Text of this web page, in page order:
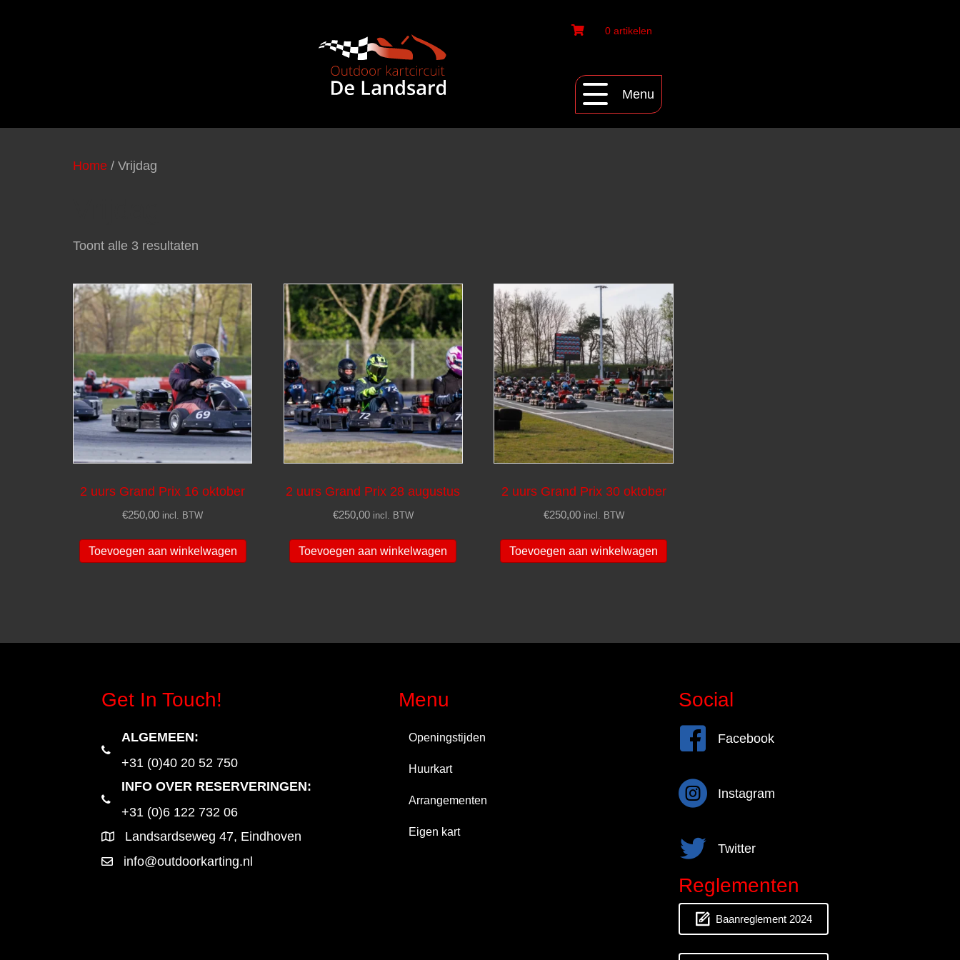
0 artikelen
Menu
Home / Vrijdag
Toont alle 3 resultaten
2 uurs Grand Prix 16 oktober
€250,00 incl. BTW
Toevoegen aan winkelwagen
2 uurs Grand Prix 28 augustus
€250,00 incl. BTW
Toevoegen aan winkelwagen
2 uurs Grand Prix 30 oktober
€250,00 incl. BTW
Toevoegen aan winkelwagen
Get In Touch!
ALGEMEEN:
+31 (0)40 20 52 750
INFO OVER RESERVERINGEN:
+31 (0)6 122 732 06
Landsardseweg 47, Eindhoven
info@outdoorkarting.nl
Menu
Openingstijden
Huurkart
Arrangementen
Eigen kart
Social
FacebookFacebook
InstagramInstagram
Twitter Twitter
Reglementen
Baanreglement 2024